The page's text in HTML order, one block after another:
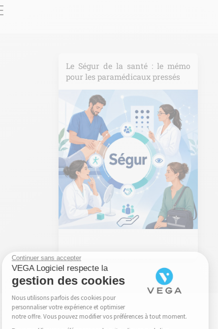
Continuer sans accepter
VEGA Logiciel respecte la
gestion des cookies
Nous utilisons parfois des cookies pour
personnaliser votre expérience et optimiser
notre offre. Vous pouvez modifier vos préférences à tout moment.
Le Ségur de la santé : le mémo
pour les paramédicaux pressés
Le Ségur de la santé : le mémo
pour les paramédicaux pressés